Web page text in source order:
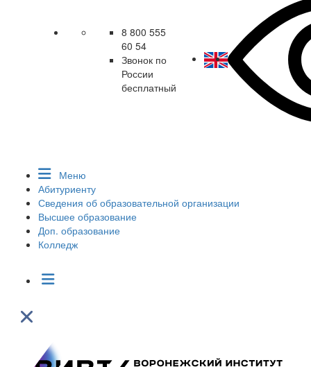
8 800 555
60 54
Звонок по
России
бесплатный
Меню
Абитуриенту
Сведения об образовательной организации
Высшее образование
Доп. образование
Колледж